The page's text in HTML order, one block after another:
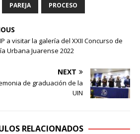
PAREJA PROCESO
a visitar la galería del XXII Concurso de
Urbana Juarense 2022
NEXT
de graduación de la
UIN
RELACIONADOS